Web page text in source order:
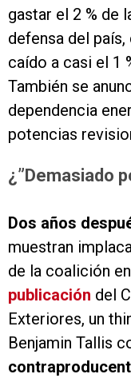
gastar el 2 % de
defensa del
caído a casi el 1
También se
dependencia
potencias
¿”Demasiado
Dos años
muestran
de la coalición
publicación del
Exteriores, un
Benjamin Tallis